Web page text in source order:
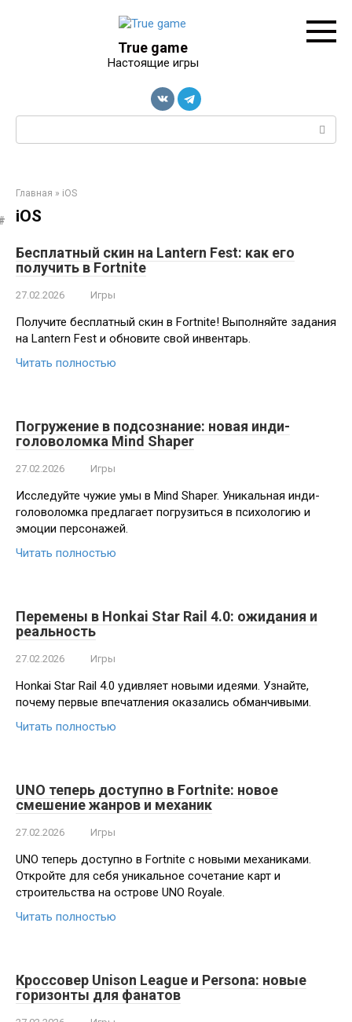
True game
Настоящие игры
Поиск:
Главная » iOS
iOS
Бесплатный скин на Lantern Fest: как его
получить в Fortnite
27.02.2026 Игры
Получите бесплатный скин в Fortnite! Выполняйте задания
на Lantern Fest и обновите свой инвентарь.
Читать полностью
Погружение в подсознание: новая инди-
головоломка Mind Shaper
27.02.2026 Игры
Исследуйте чужие умы в Mind Shaper. Уникальная инди-
головоломка предлагает погрузиться в психологию и
эмоции персонажей.
Читать полностью
Перемены в Honkai Star Rail 4.0: ожидания и
реальность
27.02.2026 Игры
Honkai Star Rail 4.0 удивляет новыми идеями. Узнайте,
почему первые впечатления оказались обманчивыми.
Читать полностью
UNO теперь доступно в Fortnite: новое
смешение жанров и механик
27.02.2026 Игры
UNO теперь доступно в Fortnite с новыми механиками.
Откройте для себя уникальное сочетание карт и
строительства на острове UNO Royale.
Читать полностью
Кроссовер Unison League и Persona: новые
горизонты для фанатов